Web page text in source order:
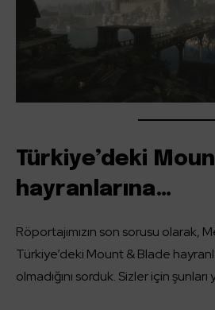
Türkiye’deki
hayranlarına…
Röportajımızın son sorusu olarak,
Türkiye’deki Mount & Blade
olmadığını sorduk. Sizler için şunları